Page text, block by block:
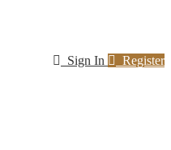
Sign In Register